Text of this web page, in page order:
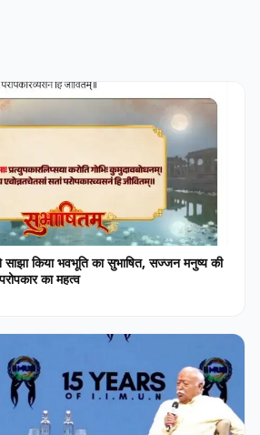
किया भवभूति का सुभाषित, सज्जन मनुष्य की
का महत्व